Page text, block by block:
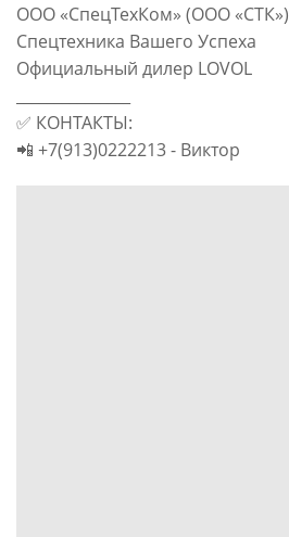
ООО «СпецТехКом» (ООО «СТК»)
Спецтехника Вашего Успеха
Официальный дилер LOVOL
✅ КОНТАКТЫ:
📲 +7(913)0222213 - Виктор